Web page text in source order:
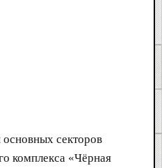
секторов
комплекса «Чёрная